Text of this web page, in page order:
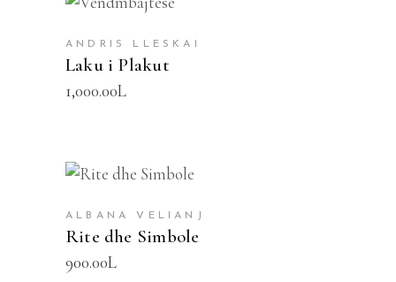
SHTOJE NË SHPORTË
ANDRIS LLESKAI
Laku i Plakut
1,000.00L
ALBANA VELIANJ
Rite dhe Simbole
900.00L